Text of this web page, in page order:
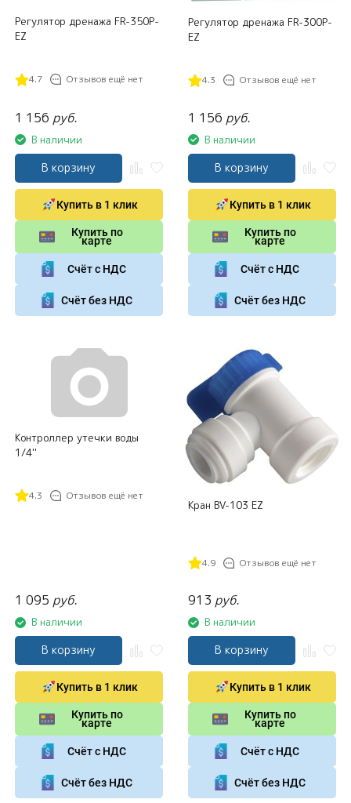
Регулятор дренажа FR-350P-
EZ
4.7 Отзывов ещё нет
1 156 руб.
В наличии
В корзину
Купить в 1 клик
Купить по
карте
Счёт с НДС
Счёт без НДС
Регулятор дренажа FR-300P-
EZ
4.3 Отзывов ещё нет
1 156 руб.
В наличии
В корзину
Купить в 1 клик
Купить по
карте
Счёт с НДС
Счёт без НДС
Контроллер утечки воды
1/4''
4.3 Отзывов ещё нет
1 095 руб.
В наличии
В корзину
Купить в 1 клик
Купить по
карте
Счёт с НДС
Счёт без НДС
Кран BV-103 EZ
4.9 Отзывов ещё нет
913 руб.
В наличии
В корзину
Купить в 1 клик
Купить по
карте
Счёт с НДС
Счёт без НДС